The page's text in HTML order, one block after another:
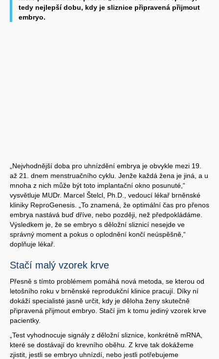
tedy nejlepší dobu, kdy je sliznice připravená přijmout
embryo.
„Nejvhodnější doba pro uhnízdění embrya je obvykle mezi 19.
až 21. dnem menstruačního cyklu. Jenže každá žena je jiná, a u
mnoha z nich může být toto implantační okno posunuté,“
vysvětluje MUDr. Marcel Štelcl, Ph.D., vedoucí lékař brněnské
kliniky ReproGenesis. „To znamená, že optimální čas pro přenos
embrya nastává buď dříve, nebo později, než předpokládáme.
Výsledkem je, že se embryo s děložní sliznicí nesejde ve
správný moment a pokus o oplodnění končí neúspěšně,“
doplňuje lékař.
Stačí malý vzorek krve
Přesně s tímto problémem pomáhá nová metoda, se kterou od
letošního roku v brněnské reprodukční klinice pracují. Díky ní
dokáží specialisté jasně určit, kdy je děloha ženy skutečně
připravená přijmout embryo. Stačí jim k tomu jediný vzorek krve
pacientky.
„Test vyhodnocuje signály z děložní sliznice, konkrétně mRNA,
které se dostávají do krevního oběhu. Z krve tak dokážeme
zjistit, jestli se embryo uhnízdí, nebo jestli potřebujeme